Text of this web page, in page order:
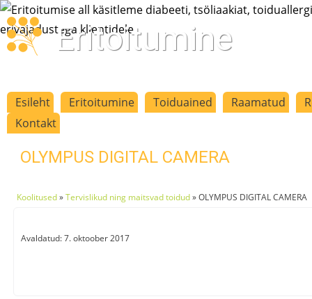
Eritoitumine
Esileht Eritoitumine Toiduained Raamatud
Kontakt
OLYMPUS DIGITAL CAMERA
Koolitused»Tervislikud ning maitsvad toidud»OLYMPUS DIGITAL CAMERA
Avaldatud: 7. oktoober 2017